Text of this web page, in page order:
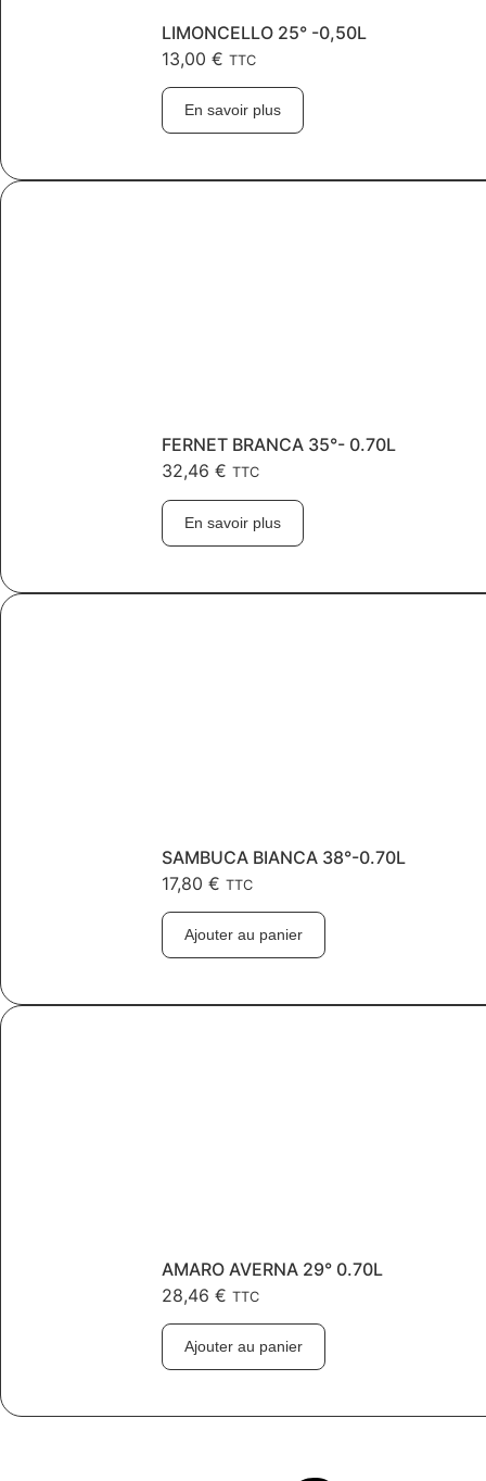
LIMONCELLO 25° -0,50L
13,00€ TTC
En savoir plus
FERNET BRANCA 35°- 0.70L
32,46€ TTC
En savoir plus
SAMBUCA BIANCA 38°-0.70L
17,80€ TTC
Ajouter au panier
AMARO AVERNA 29° 0.70L
28,46€ TTC
Ajouter au panier